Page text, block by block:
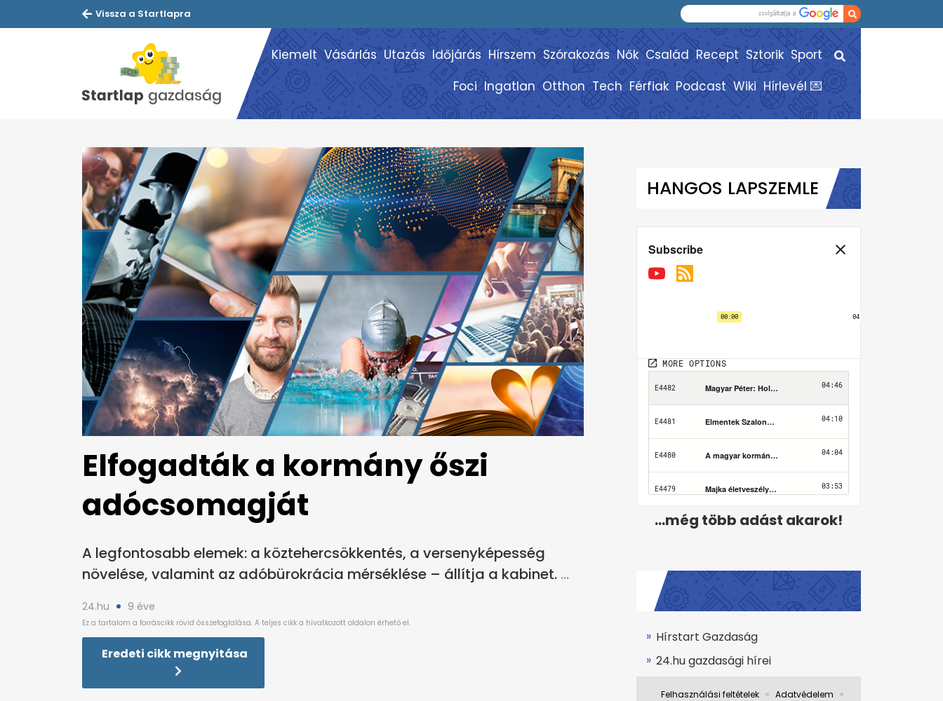
Vissza a Startlapra
Kiemelt Vásárlás Utazás Időjárás Hírszem Szórakozás Nők Család Recept Sztorik Sport
Foci Ingatlan Otthon Tech Férfiak Podcast Wiki Hírlevél 💌
Elfogadták a kormány őszi
adócsomagját
A legfontosabb elemek: a köztehercsökkentés, a versenyképesség
növelése, valamint az adóbürokrácia mérséklése – állítja a kabinet.
24.hu 9 éve
Eredeti cikk megnyitása
HANGOS LAPSZEMLE
...még több adást akarok!
Hírstart Gazdaság
24.hu gazdasági hírei
Felhasználási feltételek
Adatvédelem